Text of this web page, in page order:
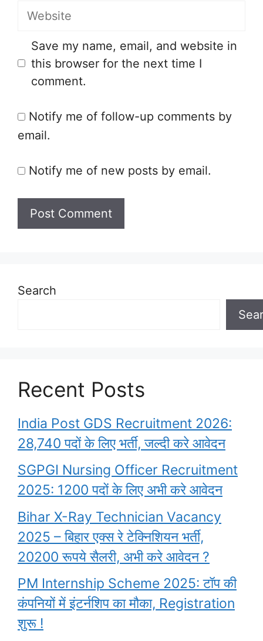
Website
Save my name, email, and website in
this browser for the next time I
comment.
Notify me of follow-up comments by
email.
Notify me of new posts by email.
Search
Recent Posts
India Post GDS Recruitment 2026:
28,740 पदों के लिए भर्ती, जल्दी करे आवेदन
SGPGI Nursing Officer Recruitment
2025: 1200 पदों के लिए अभी करे आवेदन
Bihar X-Ray Technician Vacancy
2025 – बिहार एक्स रे टेक्निशियन भर्ती,
20200 रूपये सैलरी, अभी करे आवेदन ?
PM Internship Scheme 2025: टॉप की
कंपनियों में इंटर्नशिप का मौका, Registration
शुरू !